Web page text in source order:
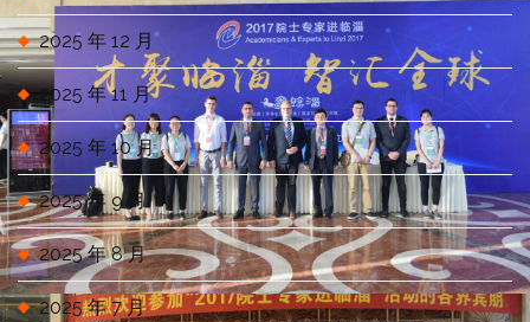
2025 年 12 月
2025 年 11 月
2025 年 10 月
2025 年 9 月
2025 年 8 月
2025 年 7 月